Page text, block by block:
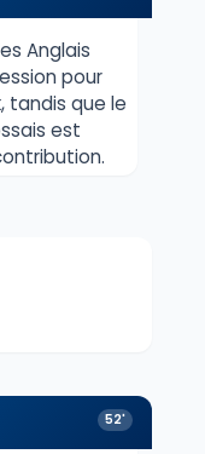
Anglais
pour
tandis que le
est
52'